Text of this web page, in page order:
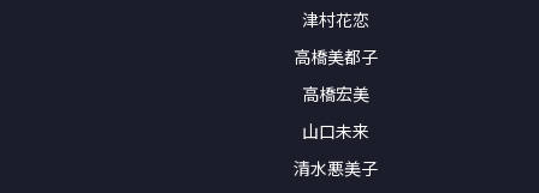
津村花恋
高橋美都子
高橋宏美
山口未来
清水悪美子